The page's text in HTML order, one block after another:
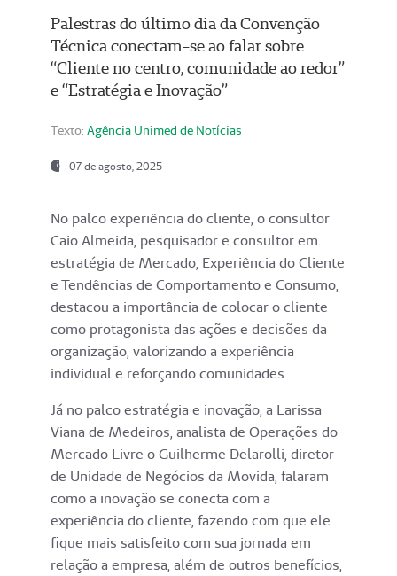
Palestras do último dia da Convenção
Técnica conectam-se ao falar sobre
“Cliente no centro, comunidade ao redor”
e “Estratégia e Inovação”
Texto: Agência Unimed de Notícias
07 de agosto, 2025
No palco experiência do cliente, o consultor
Caio Almeida, pesquisador e consultor em
estratégia de Mercado, Experiência do Cliente
e Tendências de Comportamento e Consumo,
destacou a importância de colocar o cliente
como protagonista das ações e decisões da
organização, valorizando a experiência
individual e reforçando comunidades.
Já no palco estratégia e inovação, a Larissa
Viana de Medeiros, analista de Operações do
Mercado Livre o Guilherme Delarolli, diretor
de Unidade de Negócios da Movida, falaram
como a inovação se conecta com a
experiência do cliente, fazendo com que ele
fique mais satisfeito com sua jornada em
relação a empresa, além de outros benefícios,